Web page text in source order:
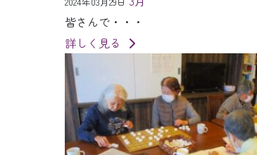
皆さんで・・・
詳しく見る